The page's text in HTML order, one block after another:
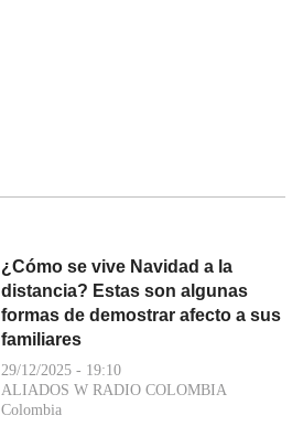
¿Cómo se vive Navidad a la
distancia? Estas son algunas
formas de demostrar afecto a sus
familiares
29/12/2025 - 19:10
ALIADOS W RADIO COLOMBIA
Colombia